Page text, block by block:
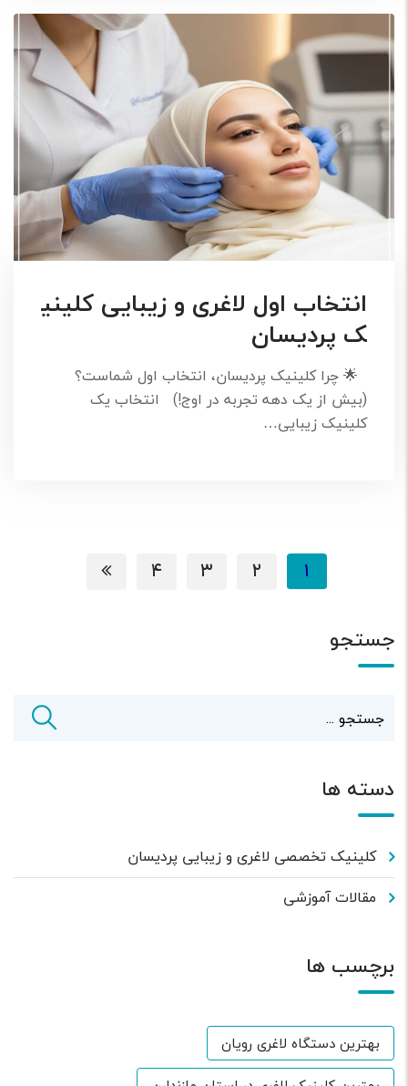
انتخاب اول لاغری و زیبایی کلینی
ک پردیسان
🌟 چرا کلینیک پردیسان، انتخاب اول شماست؟
(بیش از یک دهه تجربه در اوج!) انتخاب یک
کلینیک زیبایی…
۱ ۲ ۳ ۴
جستجو
دسته ها
کلینیک تخصصی لاغری و زیبایی پردیسان
مقالات آموزشی
برچسب ها
بهترین دستگاه لاغری رویان